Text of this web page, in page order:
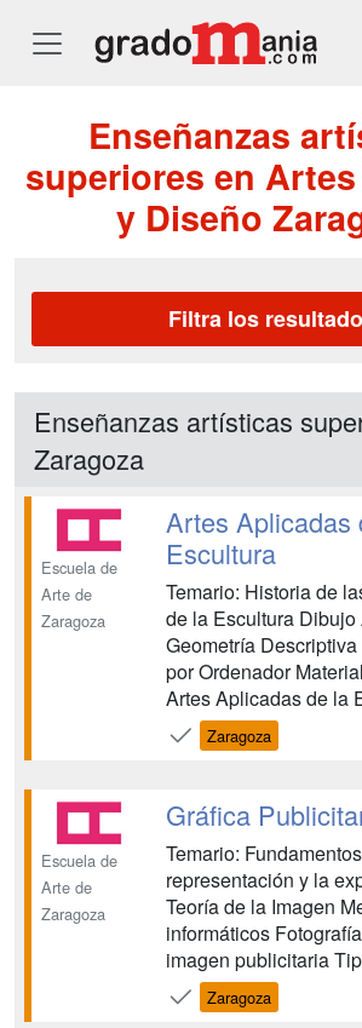
Enseñanzas
superiores en
y Diseño
Filtra los
Enseñanzas artísticas
Zaragoza
Escuela de
Arte de
Zaragoza
Artes Aplicadas
Escultura
Temario: Historia de
de la Escultura
Geometría
por Ordenador
Artes Aplicadas de la
Audiovisuales
de Talla Artística en
Vaciado y Moldeado
Volumen ...
Zaragoza
Escuela de
Arte de
Zaragoza
Gráfica
Temario:
representación y la
Teoría de la Imagen
informáticos
imagen publicitaria
Fundamentos del
de la publicidad y el
Zaragoza